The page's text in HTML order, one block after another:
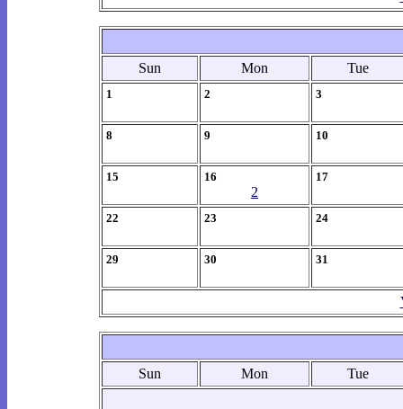
Sun Mon Tue
1 2 3
8 9 10
15 16
2
17
22 23 24
29 30 31
Sun Mon Tue